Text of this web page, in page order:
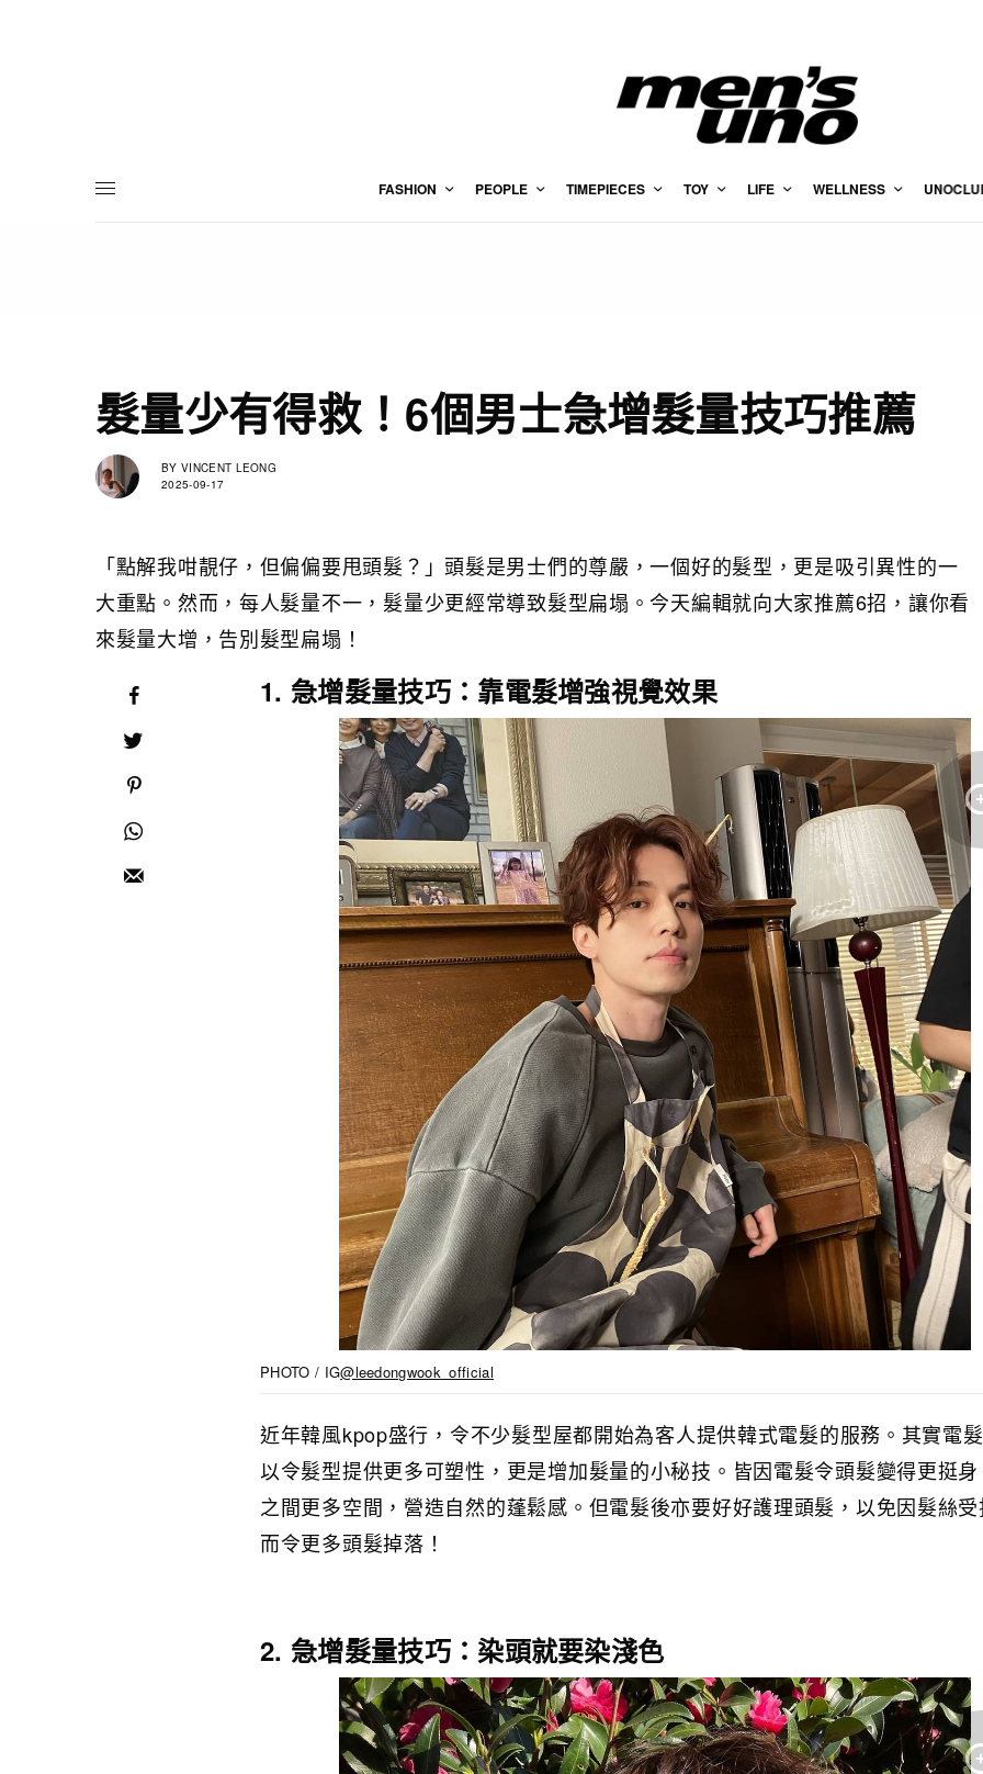
FASHION PEOPLE TIMEPIECES TOY LIFE WELLNESS
髮量少有得救！6個男士急增髮量技巧推薦
BY VINCENT LEONG
2025-09-17
「點解我咁靚仔，但偏偏要甩頭髮？」頭髮是男士們的尊嚴，一個好的髮型，更是吸引異性的一
大重點。然而，每人髮量不一，髮量少更經常導致髮型扁塌。今天編輯就向大家推薦6招，讓你看
來髮量大增，告別髮型扁塌！
1. 急增髮量技巧：靠電髮增強視覺效果
PHOTO / IG@leedongwook_official
近年韓風kpop盛行，令不少髮型屋都開始為客人提供韓式電髮的服務。其實電
以令髮型提供更多可塑性，更是增加髮量的小秘技。皆因電髮令頭髮變得更挺
之間更多空間，營造自然的蓬鬆感。 但電髮後亦要好好護理頭髮，以免因髮絲
而令更多頭髮掉落！
2. 急增髮量技巧：染頭就要染淺色